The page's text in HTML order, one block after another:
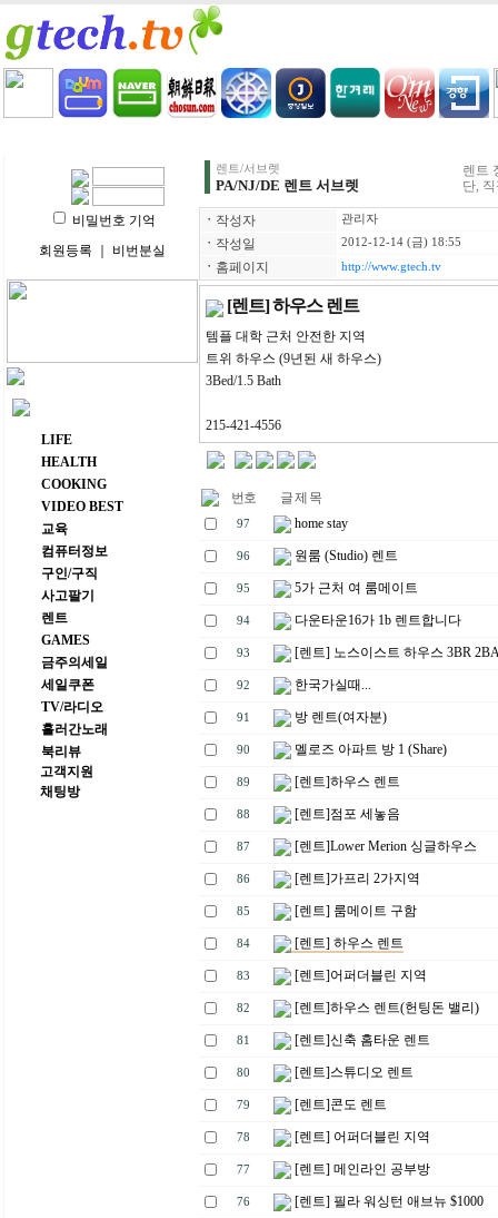
비밀번호 기억
회원등록
비번분실
주요 메뉴
LIFE
HEALTH
COOKING
VIDEO BEST
교육
컴퓨터정보
구인/구직
사고팔기
렌트
GAMES
금주의세일
세일쿠폰
TV/라디오
흘러간노래
북리뷰
고객지원
채팅방
렌트/서브렛
PA/NJ/DE 렌트 서브렛
렌트
단,
ㆍ 작성자 관리자
ㆍ 작성일 2012-12-14 (금) 18:55
ㆍ 홈페이지 http://www.gtech.tv
[렌트] 하우스 렌트
템플 대학 근처 안전한 지역
트위 하우스 (9년된 새 하우스)
3Bed/1.5 Bath
215-421-4556
번호 글 제 목
97 home stay
96 원룸 (Studio) 렌트
95 5가 근처 여 룸메이트
94 다운타운16가 1b 렌트합니다
93 [렌트] 노스이스트 하우스 3BR
92 한국가실때...
91 방 렌트(여자분)
90 멜로즈 아파트 방 1 (Share)
89 [렌트]하우스 렌트
88 [렌트]점포 세놓음
87 [렌트]Lower Merion 싱글하우스
86 [렌트]가프리 2가지역
85 [렌트] 룸메이트 구함
84 [렌트] 하우스 렌트
83 [렌트]어퍼더블린 지역
82 [렌트]하우스 렌트(헌팅돈 밸리)
81 [렌트]신축 홈타운 렌트
80 [렌트]스튜디오 렌트
79 [렌트]콘도 렌트
78 [렌트] 어퍼더블린 지역
77 [렌트] 메인라인 공부방
76 [렌트] 필라 워싱턴 애브뉴 $1000